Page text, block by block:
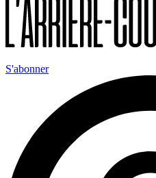
S'abonner